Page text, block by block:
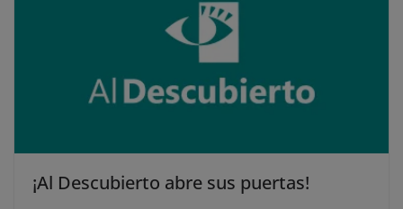
¡Al Descubierto abre sus puertas!